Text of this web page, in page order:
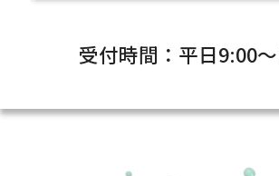
受付時間：平日9:00